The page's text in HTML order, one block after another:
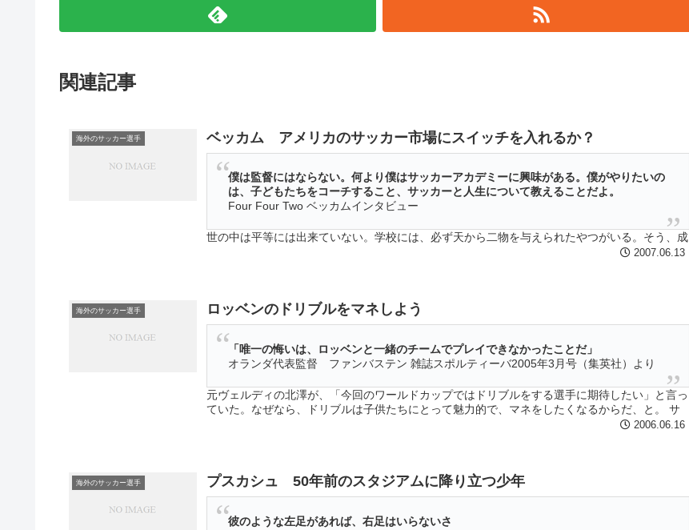
関連記事
海外のサッカー選手 ベッカム アメリカのサッカー市場にスイッチを入れるか？
僕は監督にはならない。何より僕はサッカーアカデミーに興味がある。僕がやりたいの
は、子どもたちをコーチすること、サッカーと人生について教えることだよ。
Four Four Two ベッカムインタビュー
世の中は平等には出来ていない。学校には、必ず天から二物を与えられたやつがいる。そう、成
績がトップで、運動もトップクラスというやつだ。そいつを見る先生の視線はなんだかとっても
2007.06.13
海外のサッカー選手 ロッベンのドリブルをマネしよう
「唯一の悔いは、ロッベンと一緒のチームでプレイできなかったことだ」
オランダ代表監督 ファンバステン 雑誌スポルティーバ2005年3月号（集英社）より
元ヴェルディの北澤が、「今回のワールドカップではドリブルをする選手に期待したい」と言っ
ていた。なぜなら、ドリブルは子供たちにとって魅力的で、マネをしたくなるからだ、と。 サ
2006.06.16
海外のサッカー選手 プスカシュ 50年前のスタジアムに降り立つ少年
彼のような左足があれば、右足はいらないさ